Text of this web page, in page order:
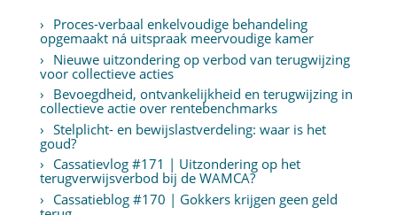
Proces-verbaal enkelvoudige behandeling
opgemaakt ná uitspraak meervoudige kamer
Nieuwe uitzondering op verbod van terugwijzing
voor collectieve acties
Bevoegdheid, ontvankelijkheid en terugwijzing in
collectieve actie over rentebenchmarks
Stelplicht- en bewijslastverdeling: waar is het
goud?
Cassatievlog #171 | Uitzondering op het
terugverwijsverbod bij de WAMCA?
Cassatieblog #170 | Gokkers krijgen geen geld